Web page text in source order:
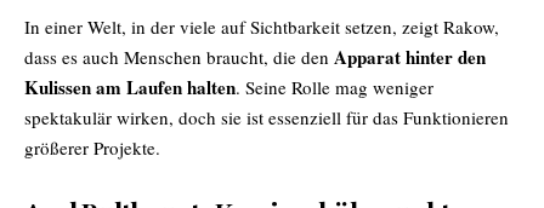
In einer Welt, in der viele auf Sichtbarkeit setzen, zeigt Rakow,
dass es auch Menschen braucht, die den Apparat hinter den
Kulissen am Laufen halten. Seine Rolle mag weniger
spektakulär wirken, doch sie ist essenziell für das Funktionieren
größerer Projekte.